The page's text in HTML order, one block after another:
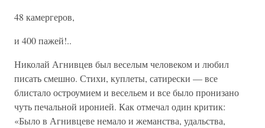
48 камергеров,
и 400 пажей!..
Николай Агнивцев был веселым человеком и любил
писать смешно. Стихи, куплеты, сатирески — все
блистало остроумием и весельем и все было пронизано
чуть печальной иронией. Как отмечал один критик:
«Было в Агнивцеве немало и жеманства, удальства,